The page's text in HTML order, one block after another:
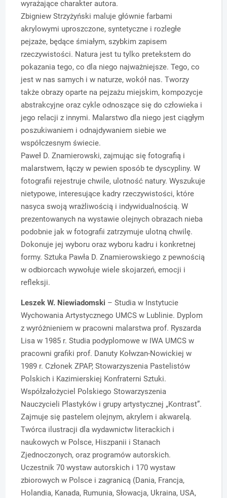
wyrażające charakter autora.
Zbigniew Strzyżyński maluje głównie farbami
akrylowymi uproszczone, syntetyczne i rozległe
pejzaże, będące śmiałym, szybkim zapisem
rzeczywistości. Natura jest tu tylko pretekstem do
pokazania tego, co dla niego najważniejsze. Tego, co
jest w nas samych i w naturze, wokół nas. Tworzy
także obrazy oparte na pejzażu miejskim, kompozycje
abstrakcyjne oraz cykle odnoszące się do człowieka i
jego relacji z innymi. Malarstwo dla niego jest ciągłym
poszukiwaniem i odnajdywaniem siebie we
współczesnym świecie.
Paweł D. Znamierowski, zajmując się fotografią i
malarstwem, łączy w pewien sposób te dyscypliny. W
fotografii rejestruje chwile, ulotność natury. Wyszukuje
nietypowe, interesujące kadry rzeczywistości, które
nasyca swoją wrażliwością i indywidualnością. W
prezentowanych na wystawie olejnych obrazach nieba
podobnie jak w fotografii zatrzymuje ulotną chwilę.
Dokonuje jej wyboru oraz wyboru kadru i konkretnej
formy. Sztuka Pawła D. Znamierowskiego z pewnością
w odbiorcach wywołuje wiele skojarzeń, emocji i
refleksji.
Leszek W. Niewiadomski – Studia w Instytucie
Wychowania Artystycznego UMCS w Lublinie. Dyplom
z wyróżnieniem w pracowni malarstwa prof. Ryszarda
Lisa w 1985 r. Studia podyplomowe w IWA UMCS w
pracowni grafiki prof. Danuty Kołwzan-Nowickiej w
1989 r. Członek ZPAP, Stowarzyszenia Pastelistów
Polskich i Kazimierskiej Konfraterni Sztuki.
Współzałożyciel Polskiego Stowarzyszenia
Nauczycieli Plastyków i grupy artystycznej „Kontrast”.
Zajmuje się pastelem olejnym, akrylem i akwarelą.
Twórca ilustracji dla wydawnictw literackich i
naukowych w Polsce, Hiszpanii i Stanach
Zjednoczonych, oraz programów autorskich.
Uczestnik 70 wystaw autorskich i 170 wystaw
zbiorowych w Polsce i zagranicą (Dania, Francja,
Holandia, Kanada, Rumunia, Słowacja, Ukraina, USA,